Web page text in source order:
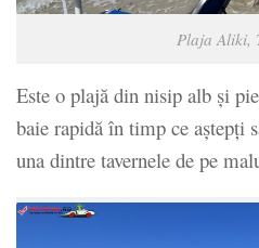
Plaja Aliki,
Este o plajă din nisip alb și
baie rapidă în timp ce aștepți
una dintre tavernele de pe